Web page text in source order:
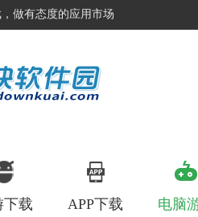
做有态度的应用市场
下载 APP下载 电脑